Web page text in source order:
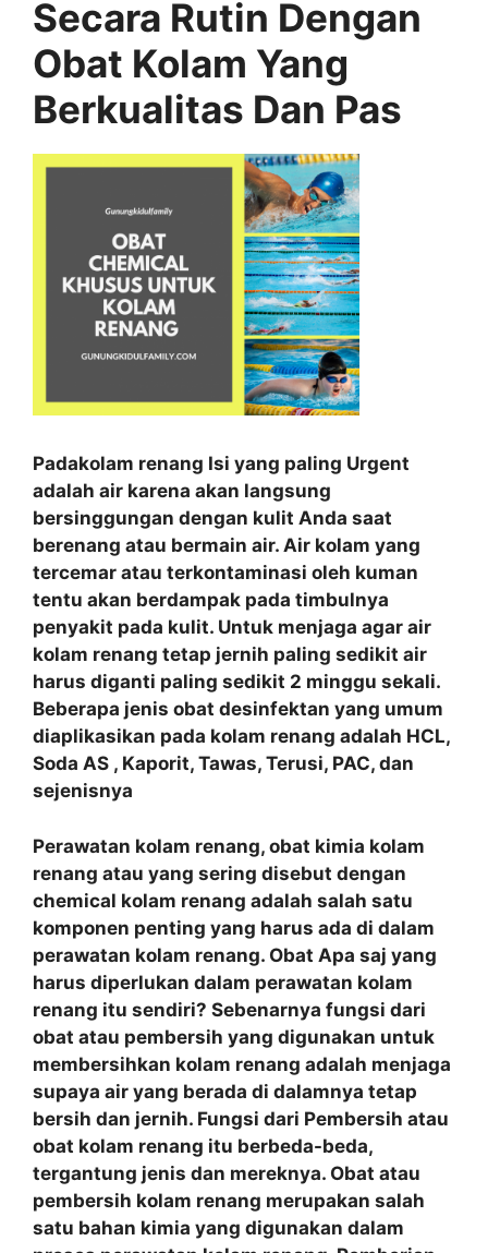
Secara Rutin Dengan
Obat Kolam Yang
Berkualitas Dan Pas
Padakolam renang Isi yang paling Urgent
adalah air karena akan langsung
bersinggungan dengan kulit Anda saat
berenang atau bermain air. Air kolam yang
tercemar atau terkontaminasi oleh kuman
tentu akan berdampak pada timbulnya
penyakit pada kulit. Untuk menjaga agar air
kolam renang tetap jernih paling sedikit air
harus diganti paling sedikit 2 minggu sekali.
Beberapa jenis obat desinfektan yang umum
diaplikasikan pada kolam renang adalah HCL,
Soda AS , Kaporit, Tawas, Terusi, PAC, dan
sejenisnya
Perawatan kolam renang, obat kimia kolam
renang atau yang sering disebut dengan
chemical kolam renang adalah salah satu
komponen penting yang harus ada di dalam
perawatan kolam renang. Obat Apa saj yang
harus diperlukan dalam perawatan kolam
renang itu sendiri? Sebenarnya fungsi dari
obat atau pembersih yang digunakan untuk
membersihkan kolam renang adalah menjaga
supaya air yang berada di dalamnya tetap
bersih dan jernih. Fungsi dari Pembersih atau
obat kolam renang itu berbeda-beda,
tergantung jenis dan mereknya. Obat atau
pembersih kolam renang merupakan salah
satu bahan kimia yang digunakan dalam